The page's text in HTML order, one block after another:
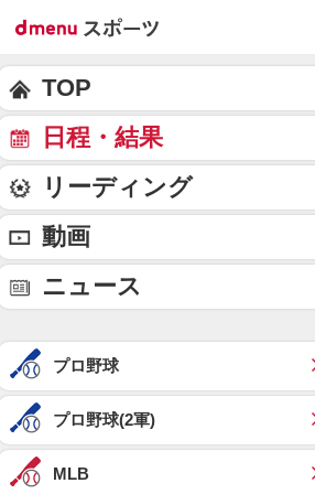
TOP
日程・結果
リーディング
動画
ニュース
プロ野球
プロ野球(2軍)
MLB